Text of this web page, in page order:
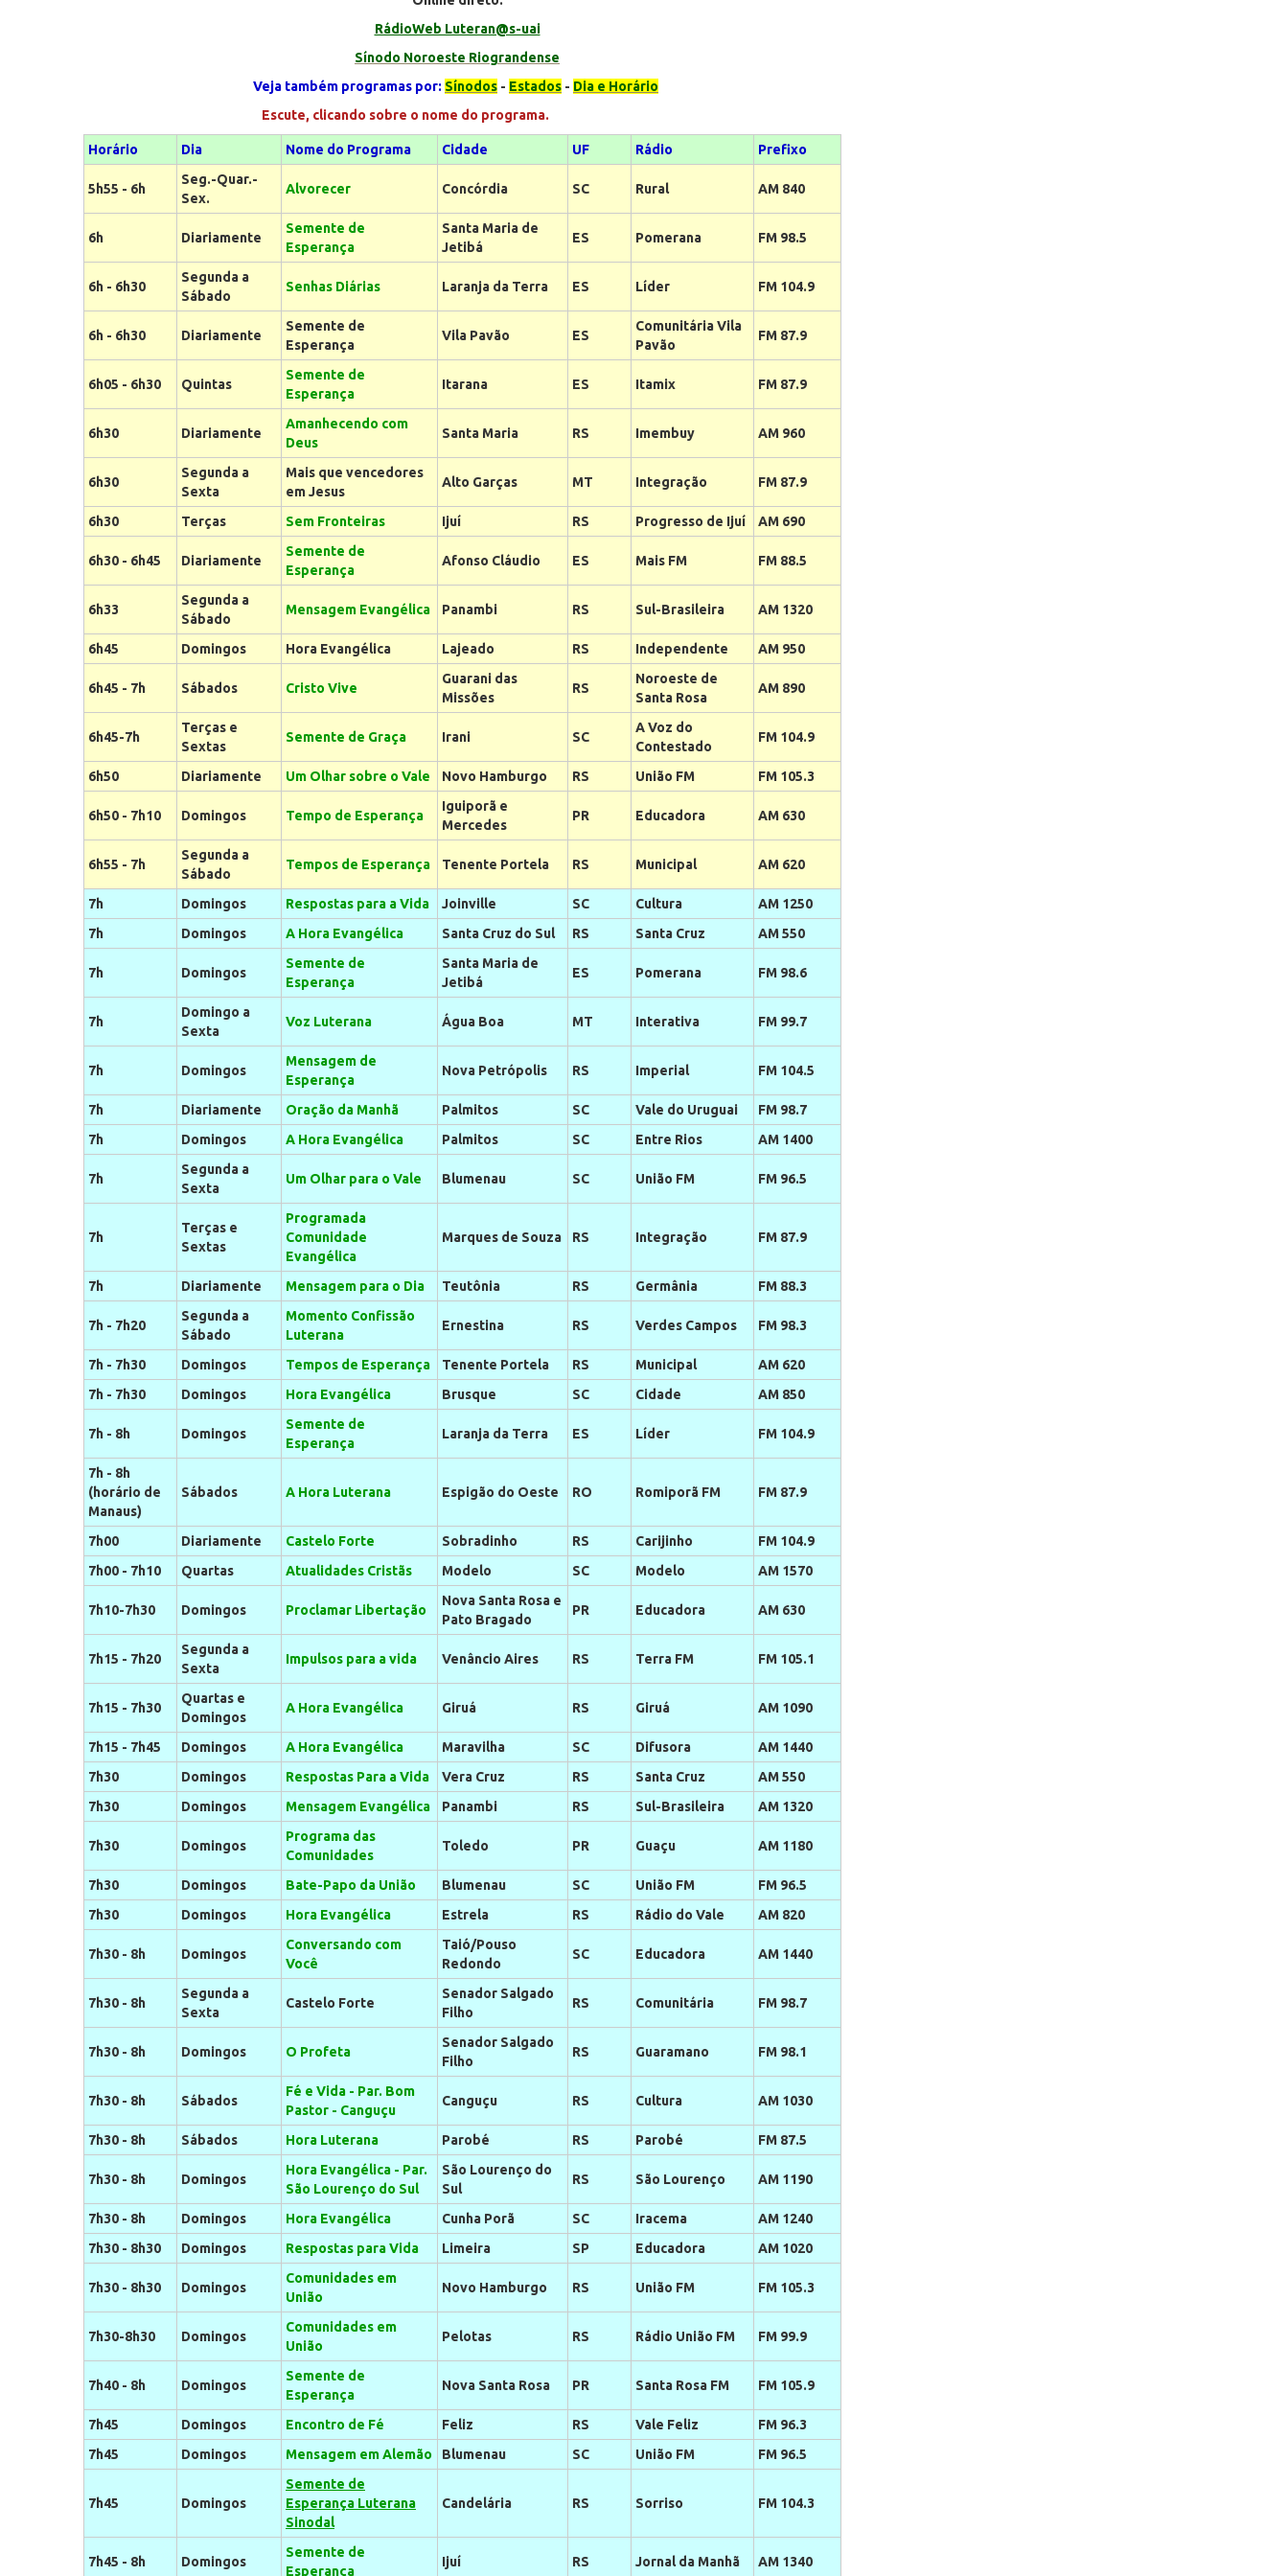
RádioWeb Luteran@s-uai
Sínodo Noroeste Riograndense
Veja também programas por: Sínodos - Estados - Dia e Horário
Escute, clicando sobre o nome do programa.
Horário Dia Nome do Programa Cidade UF Rádio Prefixo
5h55 - 6h
Seg.-Quar.-
Sex.
Alvorecer Concórdia SC Rural AM 840
6h Diariamente
Semente de
Esperança
Santa Maria de
Jetibá
ES Pomerana FM 98.5
6h - 6h30
Segunda a
Sábado
Senhas Diárias Laranja da Terra ES Líder FM 104.9
6h - 6h30 Diariamente
Semente de
Esperança
Vila Pavão ES
Comunitária Vila
Pavão
FM 87.9
6h05 - 6h30 Quintas
Semente de
Esperança
Itarana ES Itamix FM 87.9
6h30 Diariamente
Amanhecendo com
Deus
Santa Maria RS Imembuy AM 960
6h30
Segunda a
Sexta
Mais que vencedores
em Jesus
Alto Garças MT Integração FM 87.9
6h30 Terças Sem Fronteiras Ijuí RS Progresso de Ijuí AM 690
6h30 - 6h45 Diariamente
Semente de
Esperança
Afonso Cláudio ES Mais FM FM 88.5
6h33
Segunda a
Sábado
Mensagem Evangélica Panambi RS Sul-Brasileira AM 1320
6h45 Domingos Hora Evangélica Lajeado RS Independente AM 950
6h45 - 7h Sábados Cristo Vive
Guarani das
Missões
RS
Noroeste de
Santa Rosa
AM 890
6h45-7h
Terças e
Sextas
Semente de Graça Irani SC
A Voz do
Contestado
FM 104.9
6h50 Diariamente Um Olhar sobre o Vale Novo Hamburgo RS União FM FM 105.3
6h50 - 7h10 Domingos Tempo de Esperança
Iguiporã e
Mercedes
PR Educadora AM 630
6h55 - 7h
Segunda a
Sábado
Tempos de Esperança Tenente Portela RS Municipal AM 620
7h Domingos Respostas para a Vida Joinville SC Cultura
AM 1250
7h
Domingos A Hora Evangélica Santa Cruz do Sul RS Santa Cruz AM 550
7h Domingos
Semente de
Esperança
Santa Maria de
Jetibá
ES Pomerana FM 98.6
7h
Domingo a
Sexta
Voz Luterana Água Boa MT Interativa FM 99.7
7h Domingos
Mensagem de
Esperança
Nova Petrópolis RS Imperial FM 104.5
7h Diariamente Oração da Manhã Palmitos SC Vale do Uruguai
FM 98.7
7h
Domingos A Hora Evangélica Palmitos SC Entre Rios AM 1400
7h
Segunda a
Sexta
Um Olhar para o Vale Blumenau SC União FM FM 96.5
7h
Terças e
Sextas
Programada
Comunidade
Evangélica
Marques de Souza RS Integração FM 87.9
7h Diariamente Mensagem para o Dia Teutônia RS Germânia FM 88.3
7h - 7h20
Segunda a
Sábado
Momento Confissão
Luterana
Ernestina RS Verdes Campos FM 98.3
7h - 7h30 Domingos Tempos de Esperança Tenente Portela RS Municipal
AM 620
7h - 7h30
Domingos Hora Evangélica Brusque SC Cidade AM 850
7h - 8h Domingos
Semente de
Esperança
Laranja da Terra ES Líder FM 104.9
7h - 8h
(horário de
Manaus)
Sábados A Hora Luterana Espigão do Oeste RO Romiporã FM FM 87.9
7h00 Diariamente Castelo Forte Sobradinho RS Carijinho
FM 104.9
7h00 - 7h10
Quartas Atualidades Cristãs Modelo SC Modelo AM 1570
7h10-7h30 Domingos Proclamar Libertação
Nova Santa Rosa e
Pato Bragado
PR Educadora AM 630
7h15 - 7h20
Segunda a
Sexta
Impulsos para a vida Venâncio Aires RS Terra FM FM 105.1
7h15 - 7h30
Quartas e
Domingos
A Hora Evangélica Giruá RS Giruá AM 1090
7h15 - 7h45 Domingos A Hora Evangélica Maravilha SC Difusora
AM 1440
7h30
Domingos Respostas Para a Vida Vera Cruz RS Santa Cruz
AM 550
7h30
Domingos Mensagem Evangélica Panambi RS Sul-Brasileira AM 1320
7h30 Domingos
Programa das
Comunidades
Toledo PR Guaçu AM 1180
7h30 Domingos Bate-Papo da União Blumenau SC União FM
FM 96.5
7h30
Domingos Hora Evangélica Estrela RS Rádio do Vale AM 820
7h30 - 8h Domingos
Conversando com
Você
Taió/Pouso
Redondo
SC Educadora AM 1440
7h30 - 8h
Segunda a
Sexta
Castelo Forte
Senador Salgado
Filho
RS Comunitária FM 98.7
7h30 - 8h Domingos O Profeta
Senador Salgado
Filho
RS Guaramano FM 98.1
7h30 - 8h Sábados
Fé e Vida - Par. Bom
Pastor - Canguçu
Canguçu RS Cultura AM 1030
7h30 - 8h Sábados Hora Luterana Parobé RS Parobé FM 87.5
7h30 - 8h Domingos
Hora Evangélica - Par.
São Lourenço do Sul
São Lourenço do
Sul
RS São Lourenço AM 1190
7h30 - 8h Domingos Hora Evangélica Cunha Porã SC Iracema
AM 1240
7h30 - 8h30
Domingos Respostas para Vida Limeira SP Educadora AM 1020
7h30 - 8h30 Domingos
Comunidades em
União
Novo Hamburgo RS União FM FM 105.3
7h30-8h30 Domingos
Comunidades em
União
Pelotas RS Rádio União FM FM 99.9
7h40 - 8h Domingos
Semente de
Esperança
Nova Santa Rosa PR Santa Rosa FM FM 105.9
7h45 Domingos Encontro de Fé Feliz RS Vale Feliz
FM 96.3
7h45
Domingos Mensagem em Alemão Blumenau SC União FM FM 96.5
7h45 Domingos
Semente de
Esperança Luterana
Sinodal
Candelária RS Sorriso FM 104.3
7h45 - 8h Domingos
Semente de
Esperança
Ijuí RS Jornal da Manhã AM 1340